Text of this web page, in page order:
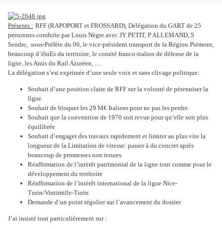
Présents : RFF (RAPOPORT et FROSSARD), Délégation du GART de 25
personnes conduite par Louis Nègre avec JY PETIT, P ALLEMAND, S
Sendre, sous-Préfète du 06, le vice-président transport de la Région Piémont,
beaucoup d’éluEs du territoire, le comité franco-italien de défense de la
ligne, les Amis du Rail Azuréen, …
La délégation s’est exprimée d’une seule voix et sans clivage politique:
Souhait d’une position claire de RFF sur la volonté de pérenniser la
ligne
Souhait de bloquer les 29 M€ Italiens pour ne pas les perdre
Souhait que la convention de 1970 soit revue pour qu’elle soit plus
équilibrée
Souhait d’engager des travaux rapidement et limiter au plus vite la
longueur de la Limitation de vitesse: passer à du concret après
beaucoup de promesses non tenues
Réaffirmation de l’intérêt patrimonial de la ligne tout comme pour le
développement du territoire
Réaffirmation de l’intérêt international de la ligne Nice-
Turin/Vintimille-Turin
Demande d’un point régulier sur l’avancement du dossier
J’ai insisté tout particulièrement sur :